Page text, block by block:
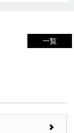
一覧